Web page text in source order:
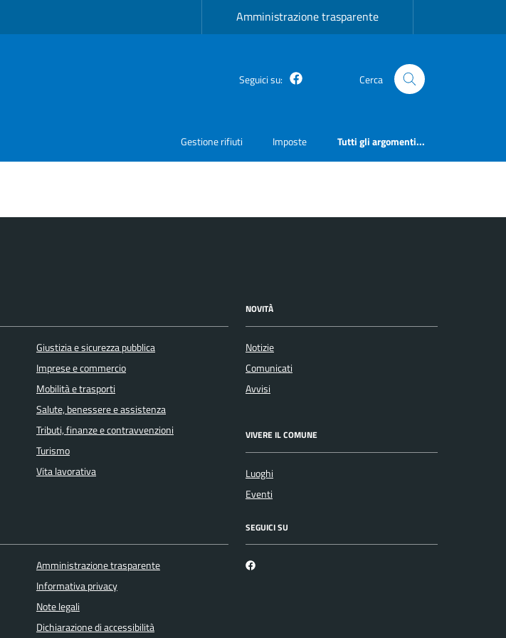
Amministrazione trasparente
Seguici su: Facebook Cerca
Gestione rifiuti Imposte Tutti gli argomenti...
Giustizia e sicurezza pubblica
Imprese e commercio
Mobilità e trasporti
Salute, benessere e assistenza
Tributi, finanze e contravvenzioni
Turismo
Vita lavorativa
NOVITÀ
Notizie
Comunicati
Avvisi
VIVERE IL COMUNE
Luoghi
Eventi
Amministrazione trasparente
Informativa privacy
Note legali
Dichiarazione di accessibilità
SEGUICI SU
Facebook